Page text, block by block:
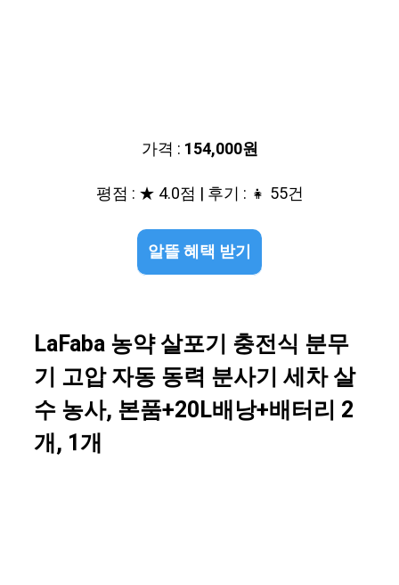
가격 : 154,000원
평점 : ★ 4.0점 | 후기 : 👧 55건
알뜰 혜택 받기
LaFaba 농약 살포기 충전식 분무
기 고압 자동 동력 분사기 세차 살
수 농사, 본품+20L배낭+배터리 2
개, 1개